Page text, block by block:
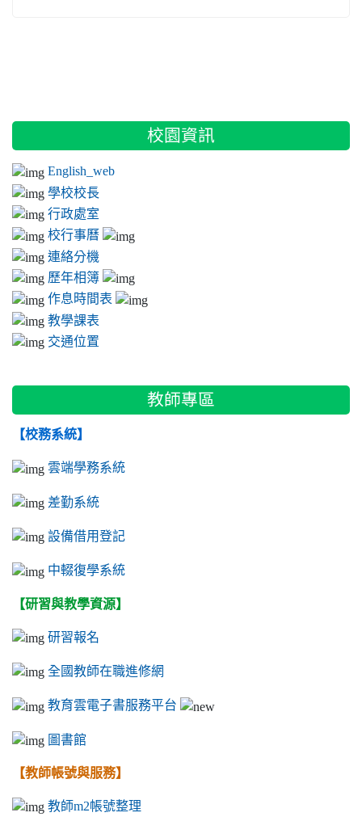
::: 校園資訊
English_web
學校校長
行政處室
校行事曆
連絡分機
歷年相簿
作息時間表
教學課表
交通位置
教師專區
【校務系統】
雲端學務系統
差勤系統
設備借用登記
中輟復學系統
【研習與教學資源】
研習報名
全國教師在職進修網
教育雲電子書服務平台
圖書館
【教師帳號與服務】
教師m2帳號整理